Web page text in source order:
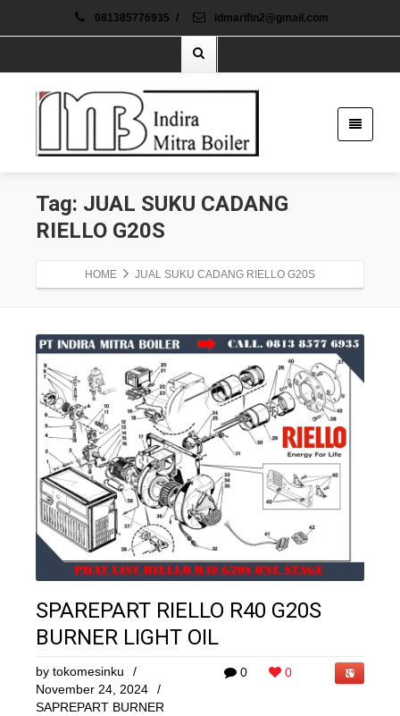
081385776935 / idmarifin2@gmail.com
Tag: JUAL SUKU CADANG
RIELLO G20S
HOME JUAL SUKU CADANG RIELLO G20S
SPAREPART RIELLO R40 G20S
BURNER LIGHT OIL
0 0
by tokomesinku
/
November 24, 2024
/
SAPREPART BURNER